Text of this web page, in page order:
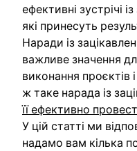
ефективні зустрічі
які принесуть
Наради із
важливе значення
виконання проєктів
ж таке нарада із
її ефективно
У цій статті ми
надамо вам кілька